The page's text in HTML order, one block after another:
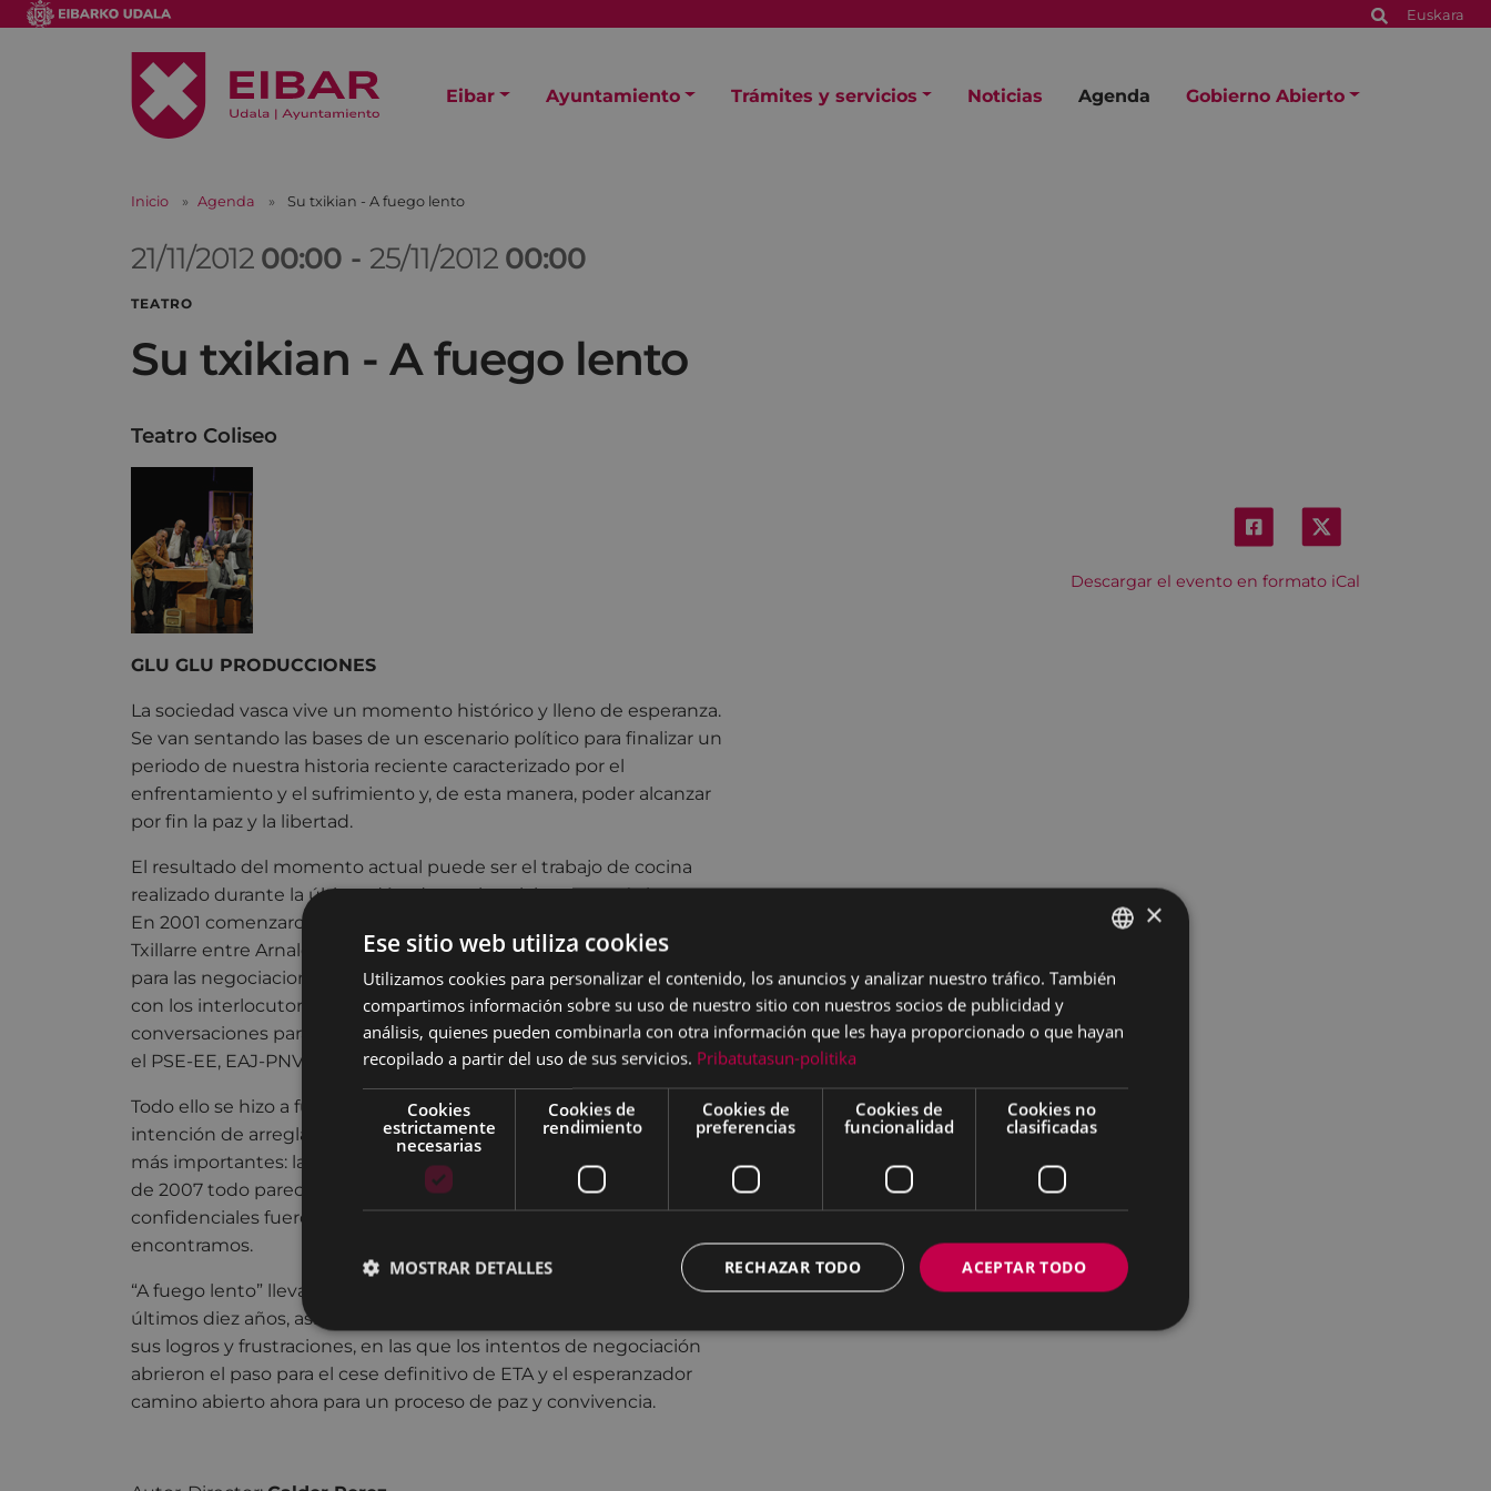
Euskara
Eibar Ayuntamiento Trámites y servicios Noticias Agenda Gobierno Abierto
Inicio Agenda Su txikian - A fuego lento
21/11/2012 00:00 - 25/11/2012 00:00
TEATRO
Su txikian - A fuego lento
Teatro Coliseo
Descargar el evento en formato iCal
GLU GLU PRODUCCIONES
La sociedad vasca vive un momento histórico y lleno de esperanza.
Se van sentando las bases de un escenario político para finalizar un
periodo de nuestra historia reciente caracterizado por el
enfrentamiento y el sufrimiento y, de esta manera, poder alcanzar
por fin la paz y la libertad.
El resultado del momento actual puede ser el trabajo de cocina
realizado durante la última década con la palabra como única arma.
En 2001 comenzaron las conversaciones secretas en el baserri
Txillarre entre Arnaldo Otegi y Jesús Egiguren. Éstas abrirían el paso
para las negociaciones que el socialista mantendría años después
con los interlocutores de ETA en Ginebra y Oslo, así como a las
conversaciones para un acuerdo que tuvieron lugar en Loiola entre
el PSE-EE, EAJ-PNV y la Izquierda Abertzale.
Todo ello se hizo a fuego lento, en la intimidad de la cocina, con la
intención de arreglar un acuerdo y servirlo ante los comensales
más importantes: la sociedad vasca. A pesar de que en la primavera
de 2007 todo pareciera truncarse, aquellas conversaciones
confidenciales fueron dando lugar a la situación en la que hoy nos
encontramos.
“A fuego lento” llevará al teatro destacados momentos de los
últimos diez años, así como aquellas secretas conversaciones, con
sus logros y frustraciones, en las que los intentos de negociación
abrieron el paso para el cese definitivo de ETA y el esperanzador
camino abierto ahora para un proceso de paz y convivencia.
BASQUE
×
Ese sitio web utiliza cookies
Utilizamos cookies para personalizar el contenido, los anuncios y analizar nuestro tráfico. También
compartimos información sobre su uso de nuestro sitio con nuestros socios de publicidad y
análisis, quienes pueden combinarla con otra información que les haya proporcionado o que hayan
recopilado a partir del uso de sus servicios. Pribatutasun-politika
Cookies
estrictamente
necesarias
Cookies de
rendimiento
Cookies de
preferencias
Cookies de
funcionalidad
Cookies no
clasificadas
ACEPTAR TODO
RECHAZAR TODO
MOSTRAR DETALLES